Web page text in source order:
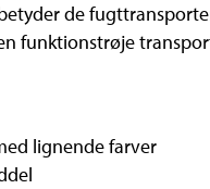
de
funktionstrøje
lignende farver